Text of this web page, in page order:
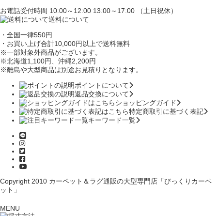
お電話受付時間 10:00～12:00 13:00～17:00 （土日祝休）
送料について
・全国一律550円
・お買い上げ合計10,000円 以上で送料無料
※一部対象外商品がございます。
※北海道1,100円、沖縄2,200円
※離島や大型商品は別途お見積りとなります。
ポイントについて
返品交換について
ショッピングガイド
特定商取引に基づく表記
キーワード一覧
Copyright 2010 カーペット＆ラグ通販の大型専門店「びっくりカーペ
ット」
MENU